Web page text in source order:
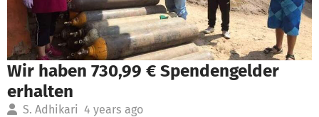
Wir haben 730,99 € Spendengelder
erhalten
S. Adhikari 4 years ago